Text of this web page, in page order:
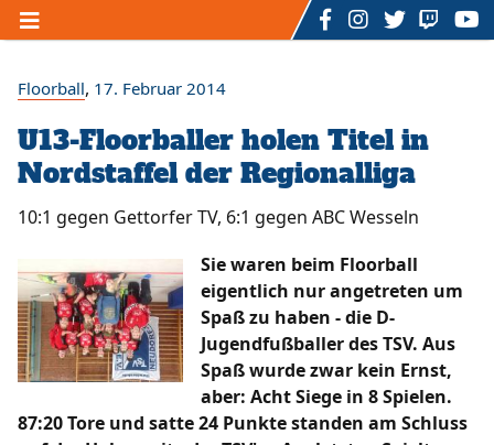
Home
Unser TSV
Der Vorstand/ Ansprechpartner/ Mitgliedschaft
Sponsoring / Sportstätten Förderverein
Geschichte / Satzung
Datenschutzerklärung/ Impressum /Kontakt
/Formulare
Sportarten
Fußball/ Rückenfit - Fitnesskurs/
Zumba - Fitnesskurs/ U3 - Mutter - Kind - Turnen/
Ü3 bis 7 Jahre - Kinderturnen/ Dart/ Billard/
Floorball, 17. Februar 2014
U13-Floorballer holen Titel in
Nordstaffel der Regionalliga
10:1 gegen Gettorfer TV, 6:1 gegen ABC Wesseln
Sie waren beim Floorball
eigentlich nur angetreten um
Spaß zu haben - die D-
Jugendfußballer des TSV. Aus
Spaß wurde zwar kein Ernst,
aber: Acht Siege in 8 Spielen.
87:20 Tore und satte 24 Punkte standen am Schluss